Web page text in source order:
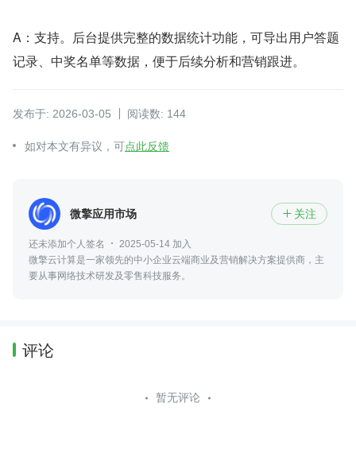
A：支持。后台提供完整的数据统计功能，可导出用户答题
记录、中奖名单等数据，便于后续分析和营销跟进。
发布于: 2026-03-05 阅读数: 144
如对本文有异议，可点此反馈
微擎应用市场  关注
还未添加个人签名
2025-05-14 加入
微擎云计算是一家领先的中小企业云端商业及营销解决方案提供商，主
要从事网络技术研发及零售科技服务。
评论
暂无评论